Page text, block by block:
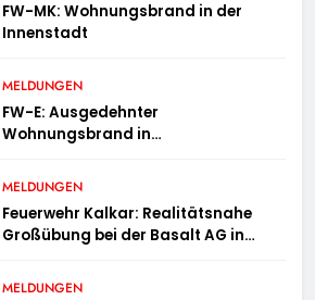
FW-MK: Wohnungsbrand in der
Innenstadt
MELDUNGEN
FW-E: Ausgedehnter
Wohnungsbrand in
müssen untergebracht werden
MELDUNGEN
Feuerwehr Kalkar: Realitätsnahe
Großübung bei der Basalt AG in
Einsatzkräfte
MELDUNGEN